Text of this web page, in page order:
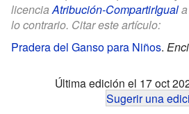
licenciaAtribución-CompartirIgual
lo contrario. Citar este artículo:
Pradera del Ganso para Niños.
Última edición el 17 oct
Sugerir una